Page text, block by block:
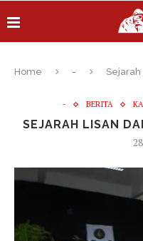
Home - Sejarah
- BERITA
SEJARAH LISAN